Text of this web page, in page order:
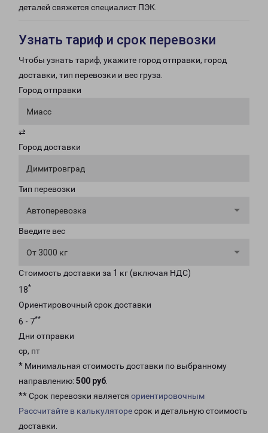
деталей свяжется специалист ПЭК.
Узнать тариф и срок перевозки
Чтобы узнать тариф, укажите город отправки, город
доставки, тип перевозки и вес груза.
Город отправки
Миасс
⇄
Город доставки
Димитровград
Тип перевозки
Автоперевозка
Введите вес
От 3000 кг
Стоимость доставки за 1 кг (включая НДС)
18*
Ориентировочный срок доставки
6 - 7**
Дни отправки
ср, пт
* Минимальная стоимость доставки по выбранному
направлению: 500 руб.
** Срок перевозки является ориентировочным
Рассчитайте в калькуляторесрок и детальную стоимость
доставки.